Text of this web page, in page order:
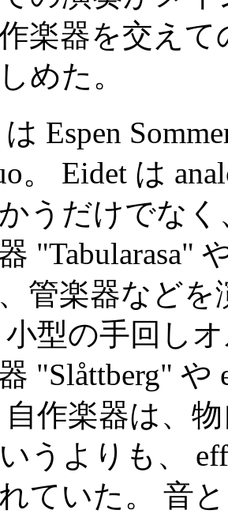
楽器を交え
めた。
Espen
。 Eidet は
うだけでな
"Tabularasa"
管楽器などを
小型の手回し
"Slåttberg" や
自作楽器は、
うよりも、
ていた。 音